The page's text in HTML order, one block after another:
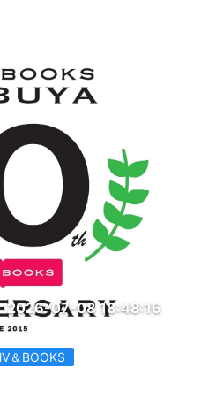
2026-07-08 18:48:16
＆BOOKS